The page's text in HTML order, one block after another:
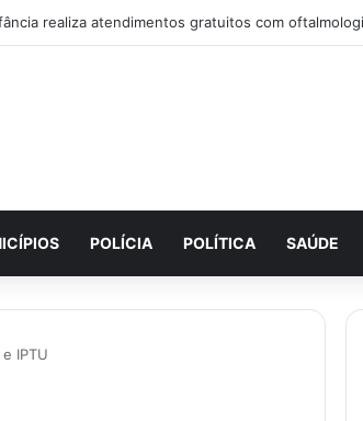
POLÍCIA POLÍTICA SAÚDE
IPTU